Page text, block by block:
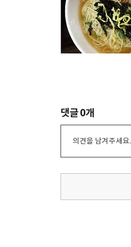
댓글0개
의견을 남겨주세요.